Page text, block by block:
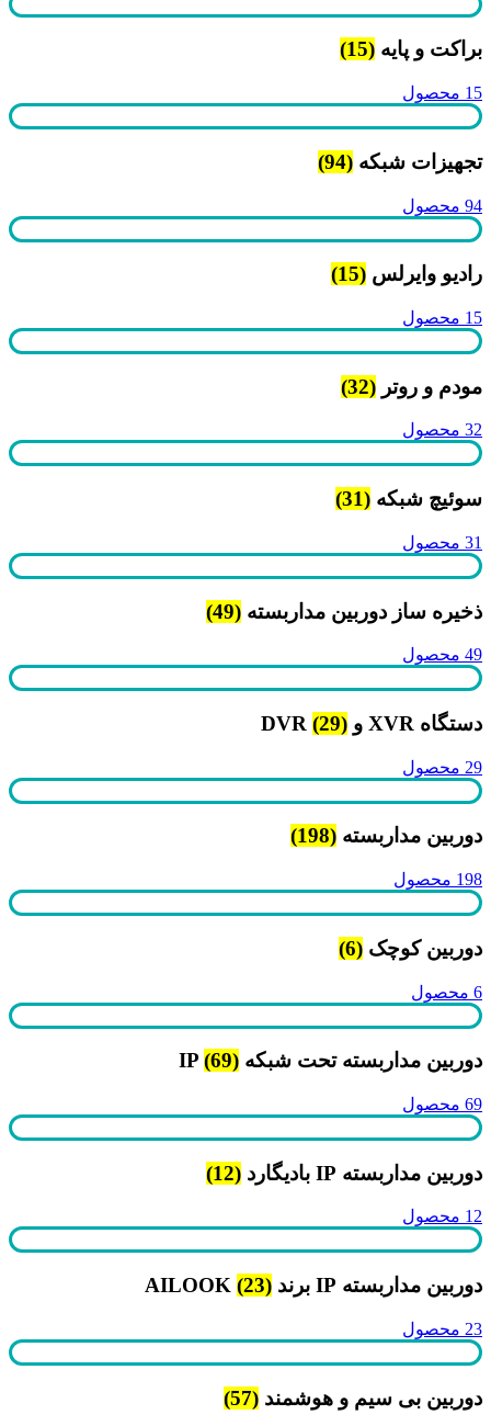
براکت و پایه (15)
15 محصول
تجهیزات شبکه (94)
94 محصول
رادیو وایرلس (15)
15 محصول
مودم و روتر (32)
32 محصول
سوئیچ شبکه (31)
31 محصول
ذخیره ساز دوربین مداربسته (49)
49 محصول
دستگاه XVR و DVR (29)
29 محصول
دوربین مداربسته (198)
198 محصول
دوربین کوچک (6)
6 محصول
دوربین مداربسته تحت شبکه IP (69)
69 محصول
دوربین مداربسته IP بادیگارد (12)
12 محصول
دوربین مداربسته IP برند AILOOK (23)
23 محصول
دوربین بی سیم و هوشمند (57)